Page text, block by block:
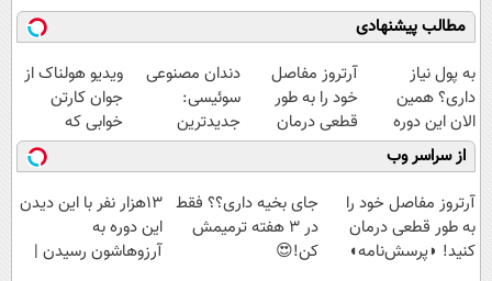
مطالب پیشنهادی
به پول نیاز
داری؟ همین
الان این دوره
رایگان رو شرکت
کن تا دیر نشده!
آرتروز مفاصل
خود را به طور
قطعی درمان
کنید!
◗پرسش‌نامه◖
دندان مصنوعی
سوئیسی:
جدیدترین
فناوری اروپا،
سبک و مقاوم |
پرداخت قسطی
ویدیو هولناک از
جوان کارتن
خوابی که
میلیاردر شد.
آموزش رایگان
از سراسر وب
آرتروز مفاصل خود را
به طور قطعی درمان
کنید! ◗پرسش‌نامه◖
جای بخیه داری؟؟ فقط
در 3 هفته ترمیمش
کن!😍
13هزار نفر با این دیدن
این دوره به
آرزوهاشون رسیدن |